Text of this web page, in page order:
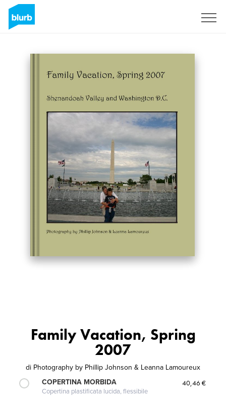
Family Vacation, Spring
2007
di Photography by Phillip Johnson & Leanna Lamoureux
COPERTINA MORBIDA
Copertina plastificata lucida, flessibile
40,46 €